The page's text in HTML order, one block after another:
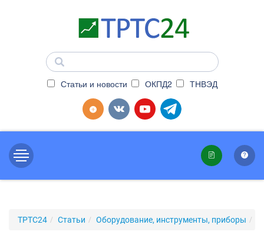
Статьи и новости ОКПД2 ТНВЭД
ТРТС24 Статьи Оборудование, инструменты, приборы